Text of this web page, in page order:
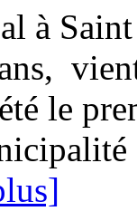
à
le